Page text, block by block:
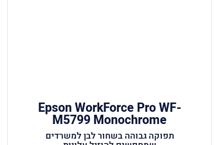
Epson WorkForce Pro WF-
M5799 Monochrome
תפוקה גבוהה בשחור לבן למשרדים